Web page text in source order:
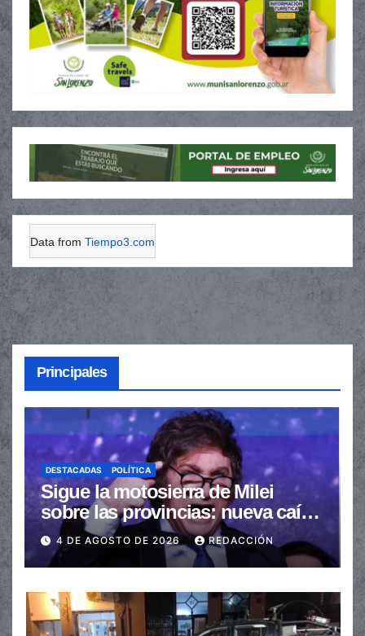
Data from Tiempo3.com
Principales
DESTACADAS POLÍTICA
Sigue la motosierra de Milei
sobre las provincias: nueva caída
de las transferencias no
automáticas
4 DE AGOSTO DE 2026 REDACCIÓN